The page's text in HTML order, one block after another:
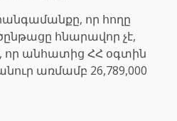
որ հողը
հնարավոր չէ,
որ անհատից ՀՀ օգտին
առմամբ 26,789,000